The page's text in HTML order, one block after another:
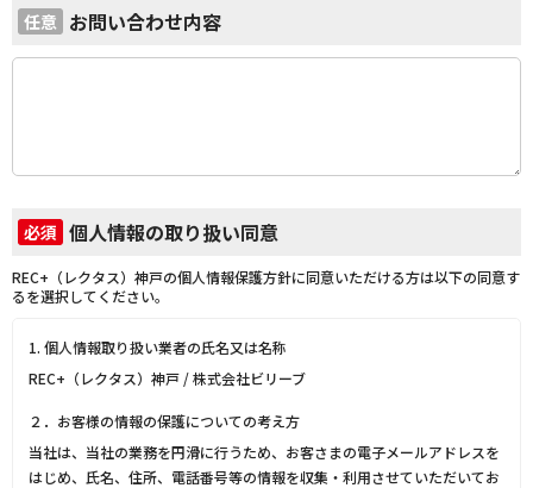
任意 お問い合わせ内容
必須 個人情報の取り扱い同意
REC+（レクタス）神戸の個人情報保護方針に同意いただける方は以下の同意す
るを選択してください。
1. 個人情報取り扱い業者の氏名又は名称
REC+（レクタス）神戸 / 株式会社ビリーブ
２．お客様の情報の保護についての考え方
当社は、当社の業務を円滑に行うため、お客さまの電子メールアドレスを
はじめ、氏名、住所、電話番号等の情報を収集・利用させていただいてお